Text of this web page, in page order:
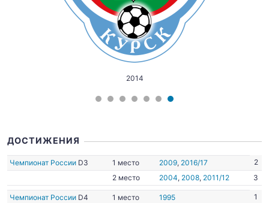
2014
ДОСТИЖЕНИЯ
Чемпионат РоссииD3 1 место 2009, 2016/17
2
2 место
2004, 2008, 2011/12 3
Чемпионат РоссииD4 1 место 1995 1